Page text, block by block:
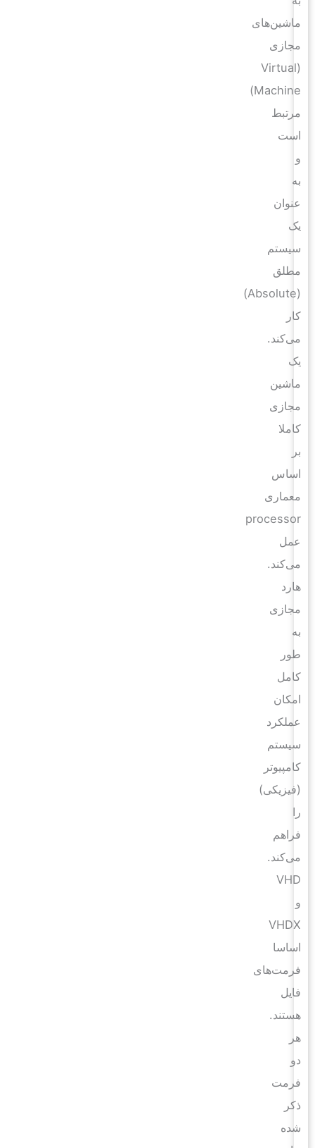
ماشین‌های
مجازی
(Virtual
Machine)
مرتبط
است
عنوان
سیستم
مطلق
(Absolute)
کار
می‌کند.
ماشین
مجازی
کاملا
اساس
معماری
processor
عمل
می‌کند.
هارد
مجازی
طور
کامل
امکان
عملکرد
سیستم
کامپیوتر
(فیزیکی)
فراهم
می‌کند.
VHD
VHDX
اساسا
فرمت‌های
فایل
هستند.
فرمت
ذکر
شده